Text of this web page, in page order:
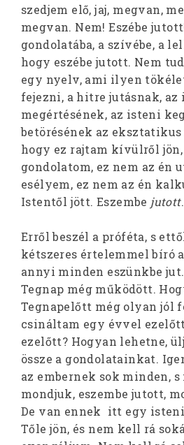
szedjem elő, jaj, megvan,
megvan. Nem! Eszébe
gondolatába, a szívébe, a
hogy eszébe jutott. Nem
egy nyelv, ami ilyen
fejezni, a hitre jutásnak,
megértésének, az isteni
betörésének az
hogy ez rajtam kívülről jön,
gondolatom, ez nem az én
esélyem, ez nem az én
Istentől jött. Eszembe jutott.
Erről beszél a próféta, s
kétszeres értelemmel bíró
annyi minden eszünkbe
Tegnap még működött.
Tegnapelőtt még olyan jól
csináltam egy évvel
ezelőtt? Hogyan lehetne,
össze a gondolatainkat.
az embernek sok minden,
mondjuk, eszembe jutott,
De van ennek itt egy
Tőle jön, és nem kell rá